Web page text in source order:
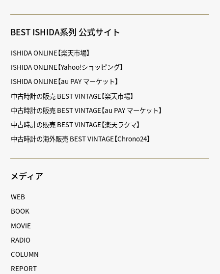
BEST ISHIDA系列 公式サイト
ISHIDA ONLINE【楽天市場】
ISHIDA ONLINE【Yahoo!ショッピング】
ISHIDA ONLINE【au PAY マーケット】
中古時計の販売 BEST VINTAGE【楽天市場】
中古時計の販売 BEST VINTAGE【au PAY マーケット】
中古時計の販売 BEST VINTAGE【楽天ラクマ】
中古時計の海外販売 BEST VINTAGE【Chrono24】
メディア
WEB
BOOK
MOVIE
RADIO
COLUMN
REPORT